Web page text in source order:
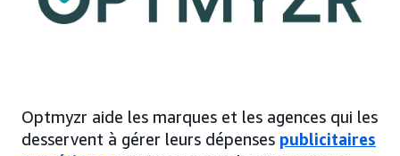
Optmyzr aide les marques et les agences qui les
desservent à gérer leurs dépenses publicitaires